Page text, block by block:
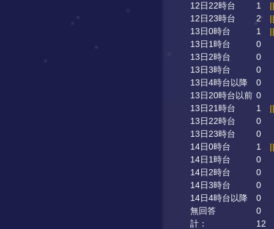
12日22時台
1
12日23時台
2
13日0時台
1
13日1時台
0
13日2時台
0
13日3時台
0
13日4時台以降
0
13日20時台以前 0
13日21時台
1
13日22時台
0
13日23時台
0
14日0時台
1
14日1時台
0
14日2時台
0
14日3時台
0
14日4時台以降
0
無回答
0
計：
12